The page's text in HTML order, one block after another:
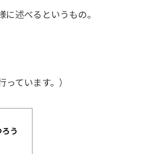
述べるというもの。
ています。）
ろう